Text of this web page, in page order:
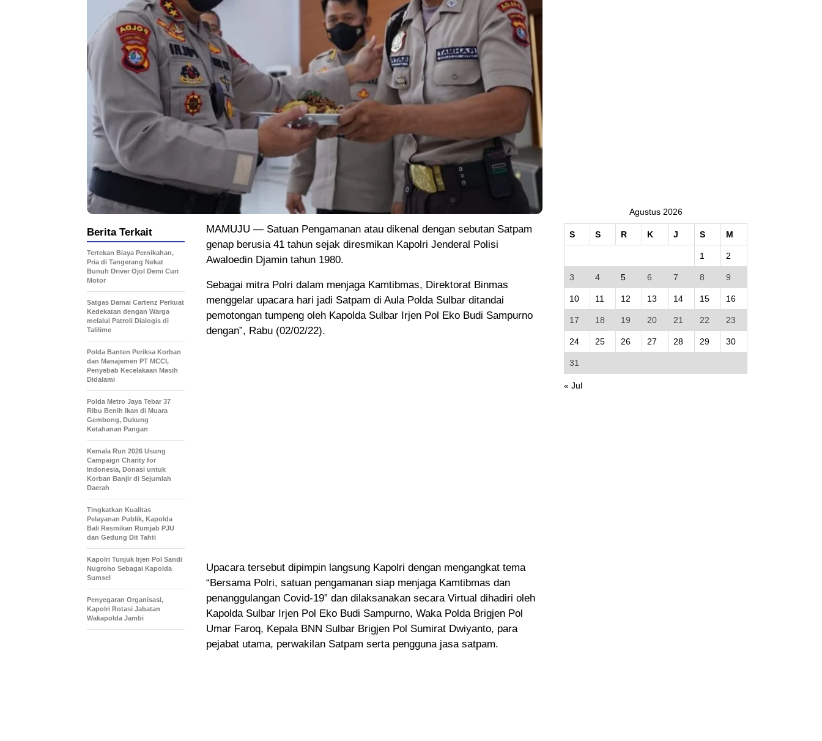
MAMUJU — Satuan Pengamanan atau dikenal dengan sebutan Satpam
genap berusia 41 tahun sejak diresmikan Kapolri Jenderal Polisi
Awaloedin Djamin tahun 1980.
Sebagai mitra Polri dalam menjaga Kamtibmas, Direktorat Binmas
menggelar upacara hari jadi Satpam di Aula Polda Sulbar ditandai
pemotongan tumpeng oleh Kapolda Sulbar Irjen Pol Eko Budi Sampurno
dengan”, Rabu (02/02/22).
Upacara tersebut dipimpin langsung Kapolri dengan mengangkat tema
“Bersama Polri, satuan pengamanan siap menjaga Kamtibmas dan
penanggulangan Covid-19” dan dilaksanakan secara Virtual dihadiri oleh
Kapolda Sulbar Irjen Pol Eko Budi Sampurno, Waka Polda Brigjen Pol
Umar Faroq, Kepala BNN Sulbar Brigjen Pol Sumirat Dwiyanto, para
pejabat utama, perwakilan Satpam serta pengguna jasa satpam.
Berita Terkait
Tertekan Biaya Pernikahan,
Pria di Tangerang Nekat
Bunuh Driver Ojol Demi Curi
Motor
Satgas Damai Cartenz Perkuat
Kedekatan dengan Warga
melalui Patroli Dialogis di
Talilime
Polda Banten Periksa Korban
dan Manajemen PT MCCI,
Penyebab Kecelakaan Masih
Didalami
Polda Metro Jaya Tebar 37
Ribu Benih Ikan di Muara
Gembong, Dukung
Ketahanan Pangan
Kemala Run 2026 Usung
Campaign Charity for
Indonesia, Donasi untuk
Korban Banjir di Sejumlah
Daerah
Tingkatkan Kualitas
Pelayanan Publik, Kapolda
Bali Resmikan Rumjab PJU
dan Gedung Dit Tahti
Kapolri Tunjuk Irjen Pol Sandi
Nugroho Sebagai Kapolda
Sumsel
Penyegaran Organisasi,
Kapolri Rotasi Jabatan
Wakapolda Jambi
Agustus 2026
S S R K J S M
1 2
3 4 5 6 7 8 9
10 11 12 13 14 15 16
17 18 19 20 21 22 23
24 25 26 27 28 29 30
31
« Jul